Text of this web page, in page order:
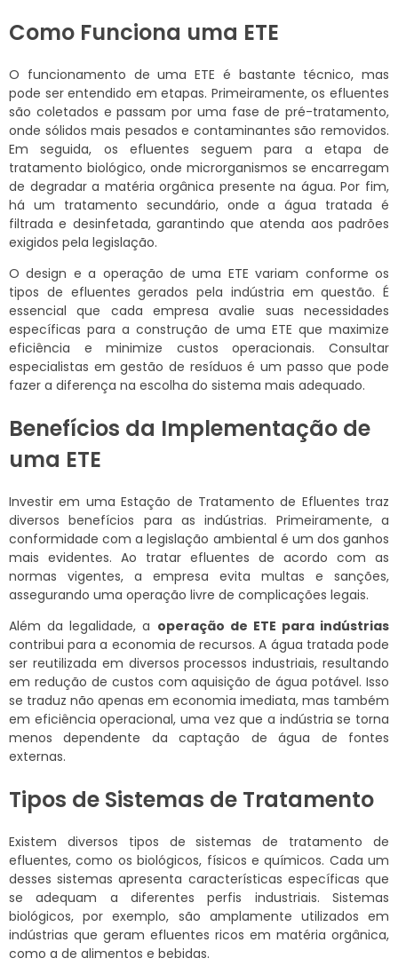
Como Funciona uma ETE
O funcionamento de uma ETE é bastante técnico, mas
pode ser entendido em etapas. Primeiramente, os efluentes
são coletados e passam por uma fase de pré-tratamento,
onde sólidos mais pesados e contaminantes são removidos.
Em seguida, os efluentes seguem para a etapa de
tratamento biológico, onde microrganismos se encarregam
de degradar a matéria orgânica presente na água. Por fim,
há um tratamento secundário, onde a água tratada é
filtrada e desinfetada, garantindo que atenda aos padrões
exigidos pela legislação.
O design e a operação de uma ETE variam conforme os
tipos de efluentes gerados pela indústria em questão. É
essencial que cada empresa avalie suas necessidades
específicas para a construção de uma ETE que maximize
eficiência e minimize custos operacionais. Consultar
especialistas em gestão de resíduos é um passo que pode
fazer a diferença na escolha do sistema mais adequado.
Benefícios da Implementação de
uma ETE
Investir em uma Estação de Tratamento de Efluentes traz
diversos benefícios para as indústrias. Primeiramente, a
conformidade com a legislação ambiental é um dos ganhos
mais evidentes. Ao tratar efluentes de acordo com as
normas vigentes, a empresa evita multas e sanções,
assegurando uma operação livre de complicações legais.
Além da legalidade, a operação de ETE para indústrias
contribui para a economia de recursos. A água tratada pode
ser reutilizada em diversos processos industriais, resultando
em redução de custos com aquisição de água potável. Isso
se traduz não apenas em economia imediata, mas também
em eficiência operacional, uma vez que a indústria se torna
menos dependente da captação de água de fontes
externas.
Tipos de Sistemas de Tratamento
Existem diversos tipos de sistemas de tratamento de
efluentes, como os biológicos, físicos e químicos. Cada um
desses sistemas apresenta características específicas que
se adequam a diferentes perfis industriais. Sistemas
biológicos, por exemplo, são amplamente utilizados em
indústrias que geram efluentes ricos em matéria orgânica,
como a de alimentos e bebidas.